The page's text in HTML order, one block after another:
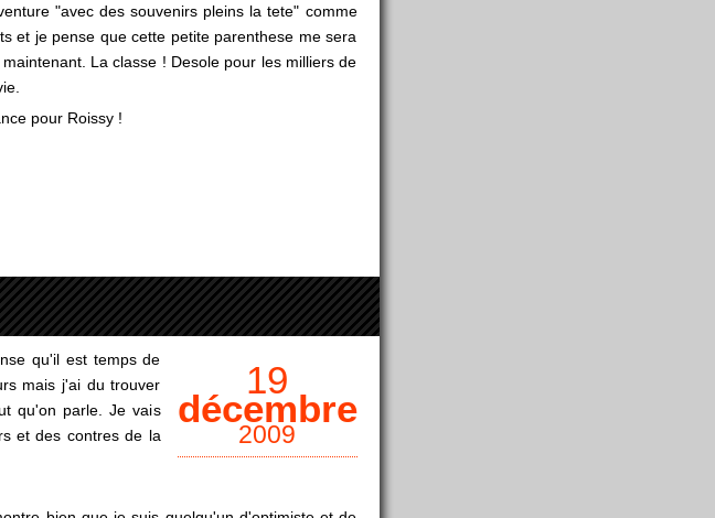
"avec des souvenirs pleins la tete" comme
et je pense que cette petite parenthese me sera
La classe ! Desole pour les milliers de
pour Roissy !
19
décembre
2009
qu'il est temps de
mais j'ai du trouver
qu'on parle. Je vais
et des contres de la